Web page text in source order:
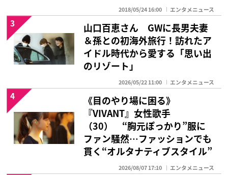
2018/05/24 16:00 エンタメニュース
山口百恵さん GWに長男夫妻
＆孫との初海外旅行！訪れたア
イドル時代から愛する「思い出
のリゾート」
2026/05/22 11:00 エンタメニュース
3
《目のやり場に困る》
『VIVANT』女性歌手
（30） “胸元ぽっかり”服に
ファン騒然…ファッションでも
貫く“オルタナティブスタイル”
2026/08/07 17:10 エンタメニュース
4